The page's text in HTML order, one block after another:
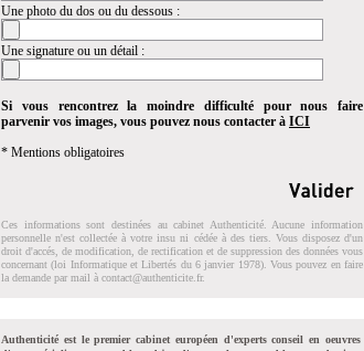
Une photo du dos ou du dessous :
Une signature ou un détail :
Si vous rencontrez la moindre difficulté pour nous faire
parvenir vos images, vous pouvez nous contacter à ICI
* Mentions obligatoires
Ces informations sont destinées au cabinet Authenticité. Aucune information
personnelle n'est collectée à votre insu ni cédée à des tiers. Vous disposez d'un
droit d'accés, de modification, de rectification et de suppression des données vous
concernant (loi Informatique et Libertés du 6 janvier 1978). Vous pouvez en faire
la demande par mail à contact@authenticite.fr.
Authenticité est le premier cabinet européen d'experts conseil en oeuvres